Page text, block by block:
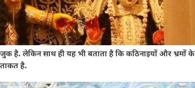
है. लेकिन साथ ही यह भी बताता है कि कठिनाइयों और भ्रमों के
है.